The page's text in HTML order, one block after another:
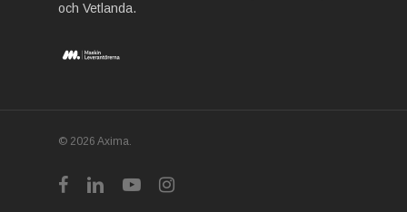
och Vetlanda.
© 2026 Axima.
facebooklinkedinyoutubeinstagram